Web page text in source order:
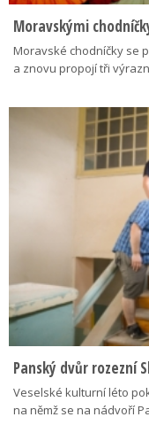
Moravskými
Moravské chodníčky se
a znovu propojí tři
Panský dvůr rozezní
Veselské kulturní léto
na němž se na nádvoří